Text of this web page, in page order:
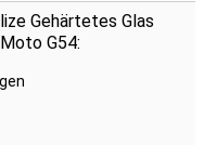
kommt
Ihres Motorola Moto
eine gute
und bietet Schutz vor
Auf diese Weise
Gehärtetes Glas
G54: